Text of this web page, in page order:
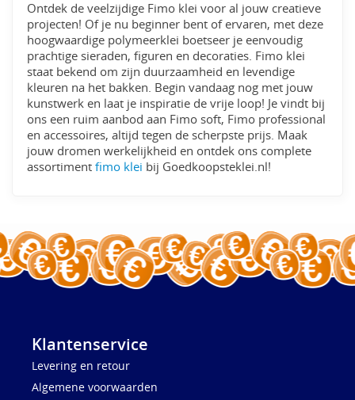
Ontdek de veelzijdige Fimo klei voor al jouw creatieve
projecten! Of je nu beginner bent of ervaren, met deze
hoogwaardige polymeerklei boetseer je eenvoudig
prachtige sieraden, figuren en decoraties. Fimo klei
staat bekend om zijn duurzaamheid en levendige
kleuren na het bakken. Begin vandaag nog met jouw
kunstwerk en laat je inspiratie de vrije loop! Je vindt bij
ons een ruim aanbod aan Fimo soft, Fimo professional
en accessoires, altijd tegen de scherpste prijs. Maak
jouw dromen werkelijkheid en ontdek ons complete
assortimentfimo klei bij Goedkoopsteklei.nl!
Klantenservice
Levering en retour
Algemene voorwaarden